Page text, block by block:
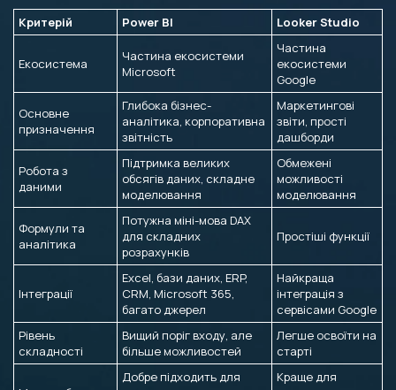
Критерій Power BI Looker Studio
Екосистема
Частина екосистеми
Microsoft
Частина
екосистеми
Google
Основне
призначення
Глибока бізнес-
аналітика, корпоративна
звітність
Маркетингові
звіти, прості
дашборди
Робота з
даними
Підтримка великих
обсягів даних, складне
моделювання
Обмежені
можливості
моделювання
Формули та
аналітика
Потужна міні-мова DAX
для складних
розрахунків
Простішi функції
Інтеграції
Excel, бази даних, ERP,
CRM, Microsoft 365,
багато джерел
Найкраща
інтеграція з
сервісами Google
Рівень
складності
Вищий поріг входу, але
більше можливостей
Легше освоїти на
старті
Добре підходить для
Краще для